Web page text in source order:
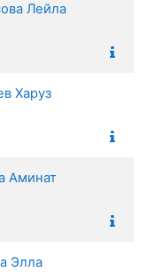
Лейла
Харуз
Аминат
Элла